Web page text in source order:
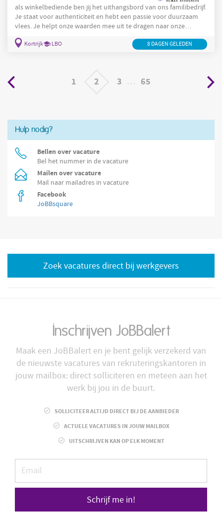
als winkelbediende ben jij het uithangsbord van ons familibedrijf.
Je staat voor authenticiteit en hebt een passie voor duurzaam
vlees. Je helpt onze waarden mee uit te dragen naar onze
klanten toe op een klantvriendelijke manier. Je verzorgt een
klantgerichte bediening en adviseert de klant bij het maken van
Kortrijk LBO 8 DAGEN GELEDEN
1 2 3 65
Hulp nodig?
Bellen over vacature
Bel het nummer in de vacature
Mailen over vacature
Mail naar mailadres in vacature
Facebook
JoBBsquare
Zoek vacatures direct bij werkgevers
Inschrijven JoBBalert
Maak een JoBBalert en je bent gelijk verzekerd van
de nieuwste vacatures van rekruteringskantoren in
jouw mailbox: direct solliciteren en meteen aan het
werk bij jou in de buurt.
SOLLICITEER ALTIJD DIRECT BIJ DE AANBIEDER
ACTUELE VACATURES IN JOUW MAILBOX
UITSCHRIJVEN KAN OP ELK MOMENT
Schrijf me in!